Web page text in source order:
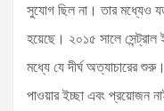
সুযোগ ছিল না। তার মধ্যেও
হয়েছে। ২০১৫ সালে সেন্ট্রাল
মধ্যে যে দীর্ঘ অত্যাচারের
পাওয়ার ইচ্ছা এবং প্রয়োজন